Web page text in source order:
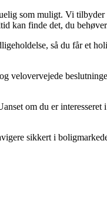
som muligt. Vi
kan finde det, du
så du får et
velovervejede
om du er
sikkert i